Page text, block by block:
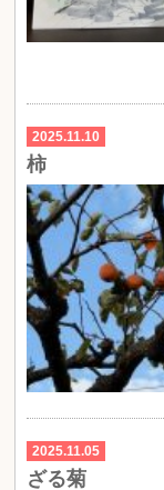
2025.11.10
柿
2025.11.05
ざる菊